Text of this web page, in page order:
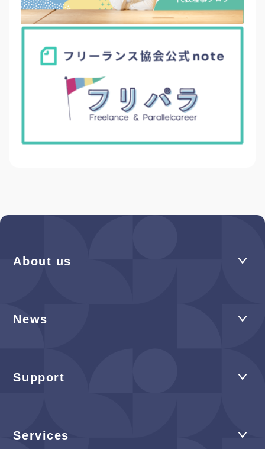
About us
News
Support
Services